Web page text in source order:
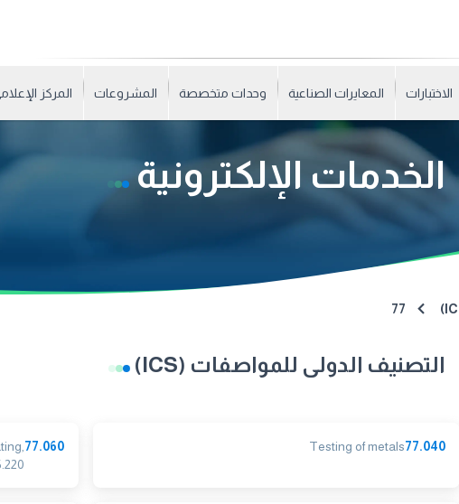
الاختبارات المعايرات الصناعية وحدات متخصصة المشروعات المركز
الخدمات الإلكترونية
77
التصنيف الدولى للمواصفات (ICS)
77.040
Testing of metals
77.060